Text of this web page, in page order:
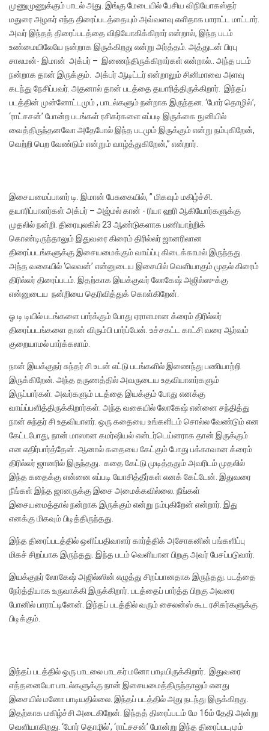
முணுமுணுக்கும் பாடல் அது. இங்கு மேடையில் பேசிய விநியோகஸ்தர்
மதுரை அழகர் எந்த திரைப்படத்தையும் அவ்வளவு எளிதாக பாராட்ட மாட்டார்.
அவர் இந்தத் திரைப்படத்தை விநியோகிக்கிறார் என்றால், இந்த படம்
உண்மையிலேயே நன்றாக இருக்கிறது என்று அர்த்தம்.‌ அத்துடன் பிரபு
சாலமன்- இமான் ‍ அக்பர் – இணைந்திருக்கிறார்கள் என்றால்.. அந்த படம்
நன்றாக தான் இருக்கும். அக்பர் ஆடிட்டர் என்றாலும் சினிமாவை அளவு
கடந்து நேசிப்பவர். அதனால் தான் படத்தை தயாரித்திருக்கிறார். இந்தப்
படத்தின் முன்னோட்டமும் , பாடல்களும் நன்றாக இருந்தன‌. ‘போர் தொழில்’,
‘ராட்சசன்’ போன்ற படங்கள் ரசிகர்களை எப்படி இருக்கை நுனியில்
வைத்திருந்தனவோ அதேபோல் இந்த படமும் இருக்கும் என்று நம்புகிறேன்,
வெற்றி பெற வேண்டும் என்றும் வாழ்த்துகிறேன்,” என்றார்.
இசையமைப்பாளர் டி. இமான் பேசுகையில், ” மிகவும் மகிழ்ச்சி.‌
தயாரிப்பாளர்கள் அக்பர் – அஜ்மல் கான் ‍- ரியா ஹரி ஆகியோர்களுக்கு
முதலில் நன்றி. திரையுலகில் 23 ஆண்டுகளாக பணியாற்றிக்
கொண்டிருந்தாலும் இதுவரை கிரைம் திரில்லர் ஜானரிலான
திரைப்படங்களுக்கு இசையமைக்கும் வாய்ப்பு கிடைக்காமல் இருந்தது.‌
அந்த வகையில் ‘லெவன்’ என்னுடைய இசையில் வெளியாகும் முதல் கிரைம்
திரில்லர் திரைப்படம்.‌ இதற்காக இயக்குவர் லோகேஷ் அஜில்ஸுக்கு
என்னுடைய நன்றியை தெரிவித்துக் கொள்கிறேன்.
ஓ டி டியில் படங்களை பார்க்கும் போது ஏராளமான க்ரைம் திரில்லர்
திரைப்படங்களை தான் விரும்பி பார்ப்பேன். உச்சகட்ட காட்சி வரை ஆர்வம்
குறையாமல் பார்க்கலாம்.
நான் இயக்குநர் சுந்தர் சி உடன் எட்டு படங்களில் இணைந்து பணியாற்றி
இருக்கிறேன். அந்த தருணத்தில் அவருடைய உதவியாளர்களும்
இருப்பார்கள். அவர்களும் படத்தை இயக்கும் போது எனக்கு
வாய்ப்பளித்திருக்கிறார்கள். அந்த வகையில் லோகேஷ் என்னை சந்தித்து
நான் சுந்தர் சி உதவியாளர். ஒரு கதையை உங்களிடம் சொல்ல வேண்டும் என
கேட்டபோது, நான் மாஸான கமர்ஷியல் என்டர்டெய்னராக தான் இருக்கும்
என எதிர்பார்த்தேன். ஆனால் கதையை கேட்கும் போது பக்காவான க்ரைம்
திரில்லர் ஜானரில் இருந்தது. கதை கேட்டு முடித்ததும் அவரிடம் முதலில்
இந்த கதைக்கு என்னை எப்படி யோசித்தீர்கள் எனக் கேட்டேன். இதுவரை
நீங்கள் இந்த ஜானருக்கு இசை அமைக்கவில்லை. நீங்கள்
இசையமைத்தால் நன்றாக இருக்கும் என்று நம்புகிறேன் என்றார். இது
எனக்கு மிகவும் பிடித்திருந்தது.
இந்த திரைப்படத்தில் ஒளிப்பதிவாளர் கார்த்திக் அசோகனின் பங்களிப்பு
மிகச் சிறப்பாக இருந்தது. இந்த படம் வெளியான பிறகு அவர் பேசப்படுவார்.‌
இயக்குநர் லோகேஷ் அஜில்ஸின் எழுத்து சிறப்பானதாக இருந்தது. படத்தை
நேர்த்தியாக உருவாக்கி இருக்கிறார். படத்தைப் பார்த்த பிறகு அவரை
போனில் பாராட்டினேன்.‌ இந்தப் படத்தில் வரும் சைலன்ஸ் கூட ரசிகர்களுக்கு
பிடிக்கும்.
இந்தப் படத்தில் ஒரு பாடலை பாடகர் மனோ பாடியிருக்கிறார்.‌ இதுவரை
எத்தனையோ பாடல்களுக்கு நான் இசையமைத்திருந்தாலும் எனது
இசையில் மனோ பாடியதில்லை. இந்தப் படத்தில் அது நடந்து இருக்கிறது.
இதற்காக மகிழ்ச்சி அடைகிறேன்.‌ இந்தத் திரைப்படம் மே 16ம் தேதி அன்று
வெளியாகிறது.‌ ‘போர் தொழில்’, ‘ராட்சசன்’ போன்று இந்த திரைப்படமும்